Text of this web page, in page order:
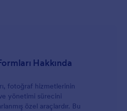
Hakkında
fotoğraf hizmetlerinin
yönetimi sürecini
özel araçlardır. Bu